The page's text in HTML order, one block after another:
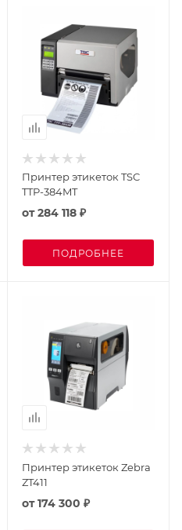
Принтер этикеток TSC
TTP-384MT
от284 118 ₽
ПОДРОБНЕЕ
Принтер этикеток Zebra
ZT411
от174 300 ₽